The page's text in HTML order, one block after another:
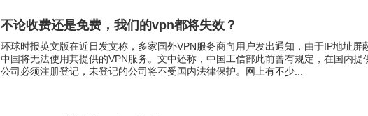
不论收费还是免费，我们的vpn都将失效？
环球时报英文版在近日发文称，多家国外VPN服务商向用户发出通知，由于IP地址屏
中国将无法使用其提供的VPN服务。文中还称，中国工信部此前曾有规定，在国内提
公司必须注册登记，未登记的公司将不受国内法律保护。网上有不少...